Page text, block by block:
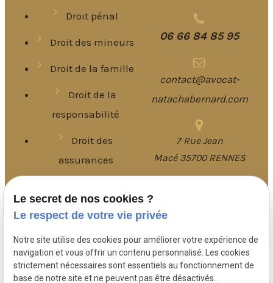
Droit pénal
Droit des mineurs
Droit de la famille
Droit de la
responsabilité
Droit des
assurances
Plan du site
Politique de
confidentialité
06 66 84 85 95
contact@avocat-
natachabernard.com
7 Rue Jean
Macé 35700 RENNES
Le secret de nos cookies ?
Le respect de votre vie privée
Notre site utilise des cookies pour améliorer votre expérience de
navigation et vous offrir un contenu personnalisé. Les cookies
strictement nécessaires sont essentiels au fonctionnement de
base de notre site et ne peuvent pas être désactivés.